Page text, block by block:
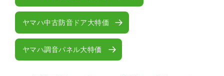
ヤマハ中古防音ドア大特価
ヤマハ調音パネル大特価